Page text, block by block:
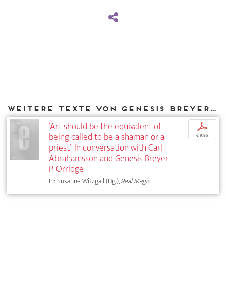
Weitere Texte von Genesis Breyer P-Orridge bei DIAPHANES
‘Art should be the equivalent of
being called to be a shaman or a
priest’. In conversation with Carl
Abrahamsson and Genesis Breyer
P-Orridge
In: Susanne Witzgall (Hg.),Real Magic
p
€ 9,95